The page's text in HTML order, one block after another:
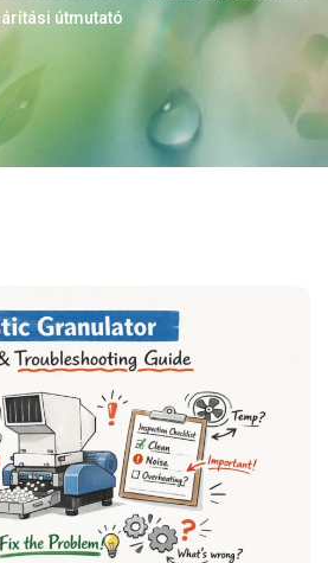
útmutató